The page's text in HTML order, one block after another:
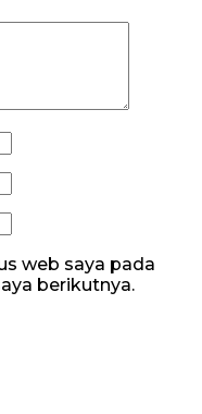
web saya pada
berikutnya.